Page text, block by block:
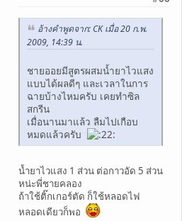
อ้างคำพูดจาก: CK เมื่อ 20 ก.พ.
2009, 14:39 น.
ชายออยมีสูตรผสมน้ำยาไวแสง
แบบได้ผลดีๆ และเวลาในการ
ฉายบ้างไหมครับ เคยทำซิล
สกรีน
เมื่อนานมาแล้ว ลืมไปเกือบ
หมดแล้วครับ
น้ำยาไวแสง 1 ส่วน ต่อกาวอัด 5 ส่วน
หน่ะพี่ชายคลอง
ถ้าใช้ติ๊กเกอร์ตัด ก็ใช้หลอดไฟ
หลอดเดียวก็พอ